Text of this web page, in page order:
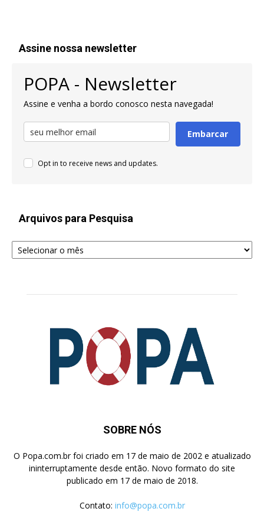
Assine nossa newsletter
POPA - Newsletter
Assine e venha a bordo conosco nesta navegada!
Embarcar
Opt in to receive news and updates.
Arquivos para Pesquisa
Arquivos
para
SOBRE NÓS
O Popa.com.br foi criado em 17 de maio de 2002 e atualizado
ininterruptamente desde então. Novo formato do site
publicado em 17 de maio de 2018.
Contato: info@popa.com.br